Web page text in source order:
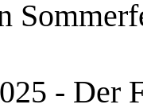
- Der